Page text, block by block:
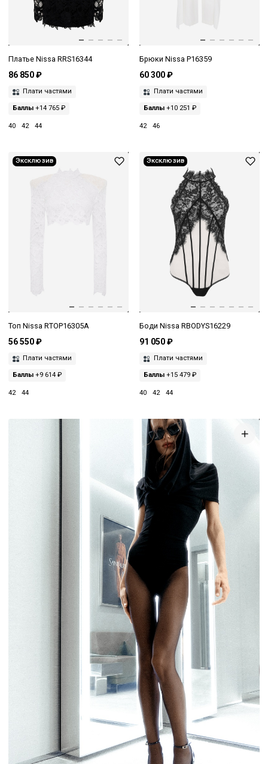
Платье Nissa RRS16344
86 850 ₽
Плати частями
Баллы +14 765 ₽
40 42 44
Брюки Nissa P16359
60 300 ₽
Плати частями
Баллы+10 251 ₽
42 46
Эксклюзив
Топ Nissa RTOP16305A
56 550 ₽
Плати частями
Баллы +9 614 ₽
42 44
Эксклюзив
Боди Nissa RBODYS16229
91 050 ₽
Плати частями
Баллы+15 479 ₽
40 42 44